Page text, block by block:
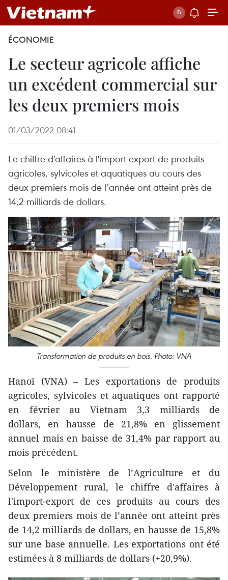
ÉCONOMIE
Le secteur agricole affiche
un excédent commercial sur
les deux premiers mois
01/03/2022 08:41
Le chiffre d'affaires à l'import-export de produits
agricoles, sylvicoles et aquatiques au cours des
deux premiers mois de l’année ont atteint près de
14,2 milliards de dollars.
Transformation de produits en bois. Photo: VNA
Hanoï (VNA) – Les exportations de produits
agricoles, sylvicoles et aquatiques ont rapporté
en février au Vietnam 3,3 milliards de
dollars, en hausse de 21,8% en glissement
annuel mais en baisse de 31,4% par rapport au
mois précédent.
Selon le ministère de l’Agriculture et du
Développement rural, le chiffre d'affaires à
l'import-export de ces produits au cours des
deux premiers mois de l’année ont atteint près
de 14,2 milliards de dollars, en hausse de 15,8%
sur une base annuelle. Les exportations ont été
estimées à 8 milliards de dollars (+20,9%).